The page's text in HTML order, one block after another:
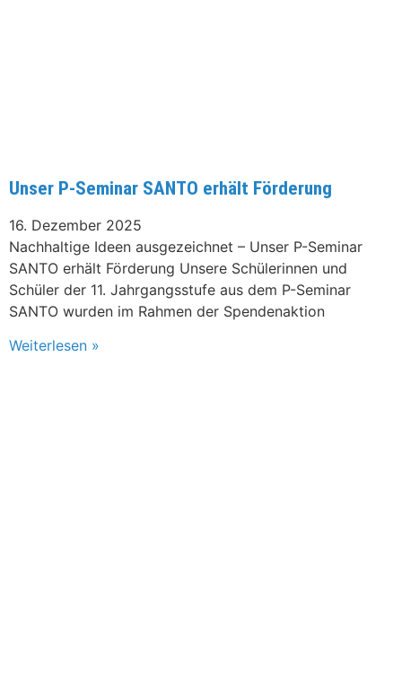
Unser P-Seminar SANTO erhält Förderung
16. Dezember 2025
Nachhaltige Ideen ausgezeichnet – Unser P-Seminar
SANTO erhält Förderung Unsere Schülerinnen und
Schüler der 11. Jahrgangsstufe aus dem P-Seminar
SANTO wurden im Rahmen der Spendenaktion
Weiterlesen »